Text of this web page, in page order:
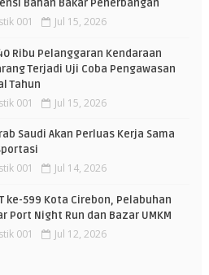
Bahan Bakar Penerbangan
001 Jul 15, 2026
Ribu Pelanggaran Kendaraan
Terjadi Uji Coba Pengawasan
Tahun
001 Jul 15, 2026
Saudi Akan Perluas Kerja Sama
001 Jul 14, 2026
ke-599 Kota Cirebon, Pelabuhan
Port Night Run dan Bazar UMKM
001 Jul 12, 2026